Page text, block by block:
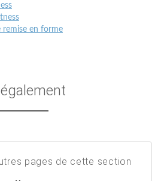
en forme
pages de cette section